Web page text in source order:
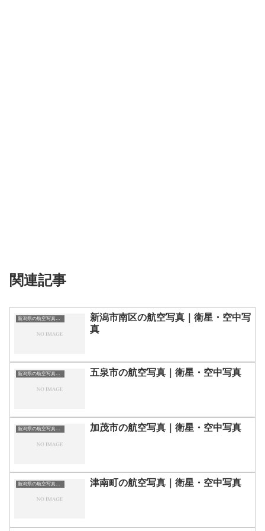
関連記事
新潟県の航空写真・空中写真
新潟市南区の航空写真｜衛星・空中写
真
新潟県の航空写真・空中写真 五泉市の航空写真｜衛星・空中写真
新潟県の航空写真・空中写真 加茂市の航空写真｜衛星・空中写真
新潟県の航空写真・空中写真 津南町の航空写真｜衛星・空中写真